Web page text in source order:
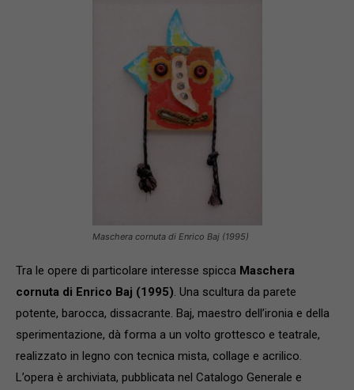
Maschera cornuta di Enrico Baj (1995)
Tra le opere di particolare interesse spicca Maschera
cornuta di Enrico Baj (1995). Una scultura da parete
potente, barocca, dissacrante. Baj, maestro dell’ironia e della
sperimentazione, dà forma a un volto grottesco e teatrale,
realizzato in legno con tecnica mista, collage e acrilico.
L’opera è archiviata, pubblicata nel Catalogo Generale e